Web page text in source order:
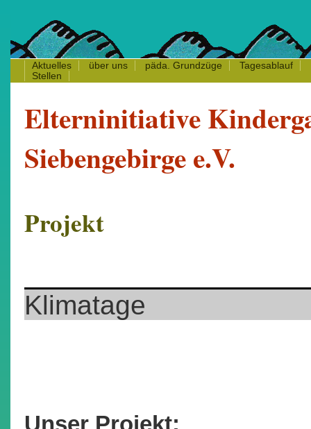
Aktuelles über uns päda. Grundzüge Tagesablauf
Stellen
Elterninitiative
Siebengebirge e.V.
Projekt
Klimatage
Unser Projekt: